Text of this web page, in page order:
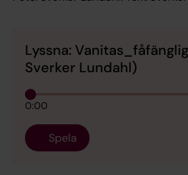
Lyssna:
Sverker Lundahl)
0:00
Spela